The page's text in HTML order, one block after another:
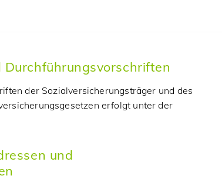
Durchführungsvorschriften
der Sozialversicherungsträger und des
erfolgt unter der
und